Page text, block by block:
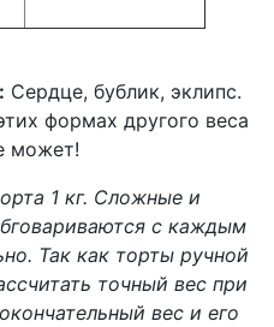
Сердце, бублик, эклипс.
формах другого веса
может!
1 кг. Сложные и
с каждым
Так как торты ручной
точный вес при
вес и его